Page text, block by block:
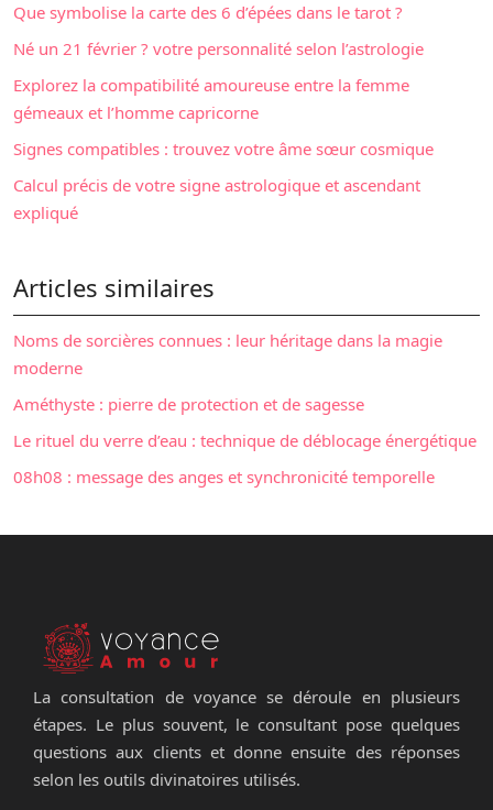
Que symbolise la carte des 6 d’épées dans le tarot ?
Né un 21 février ? votre personnalité selon l’astrologie
Explorez la compatibilité amoureuse entre la femme
gémeaux et l’homme capricorne
Signes compatibles : trouvez votre âme sœur cosmique
Calcul précis de votre signe astrologique et ascendant
expliqué
Articles similaires
Noms de sorcières connues : leur héritage dans la magie
moderne
Améthyste : pierre de protection et de sagesse
Le rituel du verre d’eau : technique de déblocage énergétique
08h08 : message des anges et synchronicité temporelle
La consultation de voyance se déroule en plusieurs
étapes. Le plus souvent, le consultant pose quelques
questions aux clients et donne ensuite des réponses
selon les outils divinatoires utilisés.